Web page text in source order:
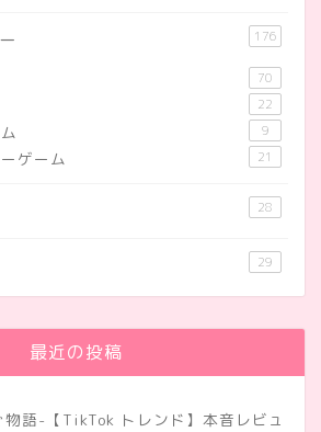
176
70
22
9
ゲーム 21
28
29
最近の投稿
語-【TikTok トレンド】本音レビュ